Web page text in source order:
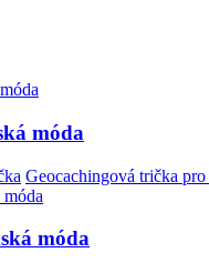
móda
Geocachingová trička
móda